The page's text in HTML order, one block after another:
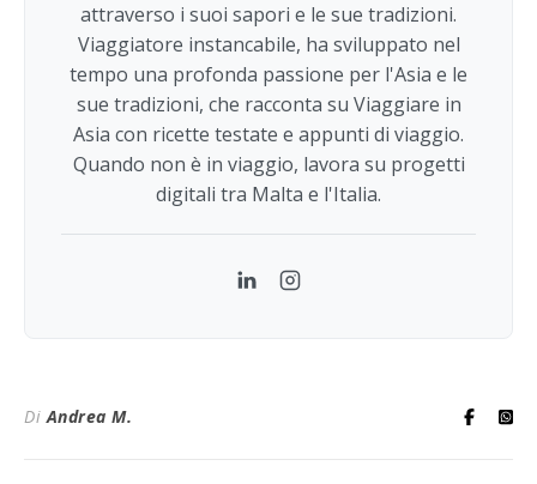
attraverso i suoi sapori e le sue tradizioni.
Viaggiatore instancabile, ha sviluppato nel
tempo una profonda passione per l'Asia e le
sue tradizioni, che racconta su Viaggiare in
Asia con ricette testate e appunti di viaggio.
Quando non è in viaggio, lavora su progetti
digitali tra Malta e l'Italia.
LinkedInInstagram
DiAndrea M.